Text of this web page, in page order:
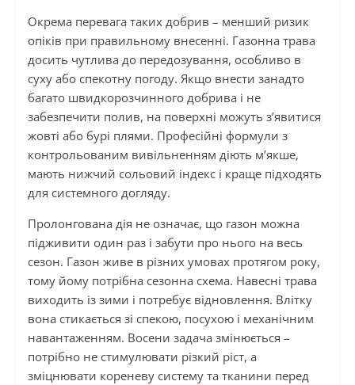
Окрема перевага таких добрив – менший ризик
опіків при правильному внесенні. Газонна трава
досить чутлива до передозування, особливо в
суху або спекотну погоду. Якщо внести занадто
багато швидкорозчинного добрива і не
забезпечити полив, на поверхні можуть з’явитися
жовті або бурі плями. Професійні формули з
контрольованим вивільненням діють м’якше,
мають нижчий сольовий індекс і краще підходять
для системного догляду.
Пролонгована дія не означає, що газон можна
підживити один раз і забути про нього на весь
сезон. Газон живе в різних умовах протягом року,
тому йому потрібна сезонна схема. Навесні трава
виходить із зими і потребує відновлення. Влітку
вона стикається зі спекою, посухою і механічним
навантаженням. Восени задача змінюється –
потрібно не стимулювати різкий ріст, а
зміцнювати кореневу систему та тканини перед